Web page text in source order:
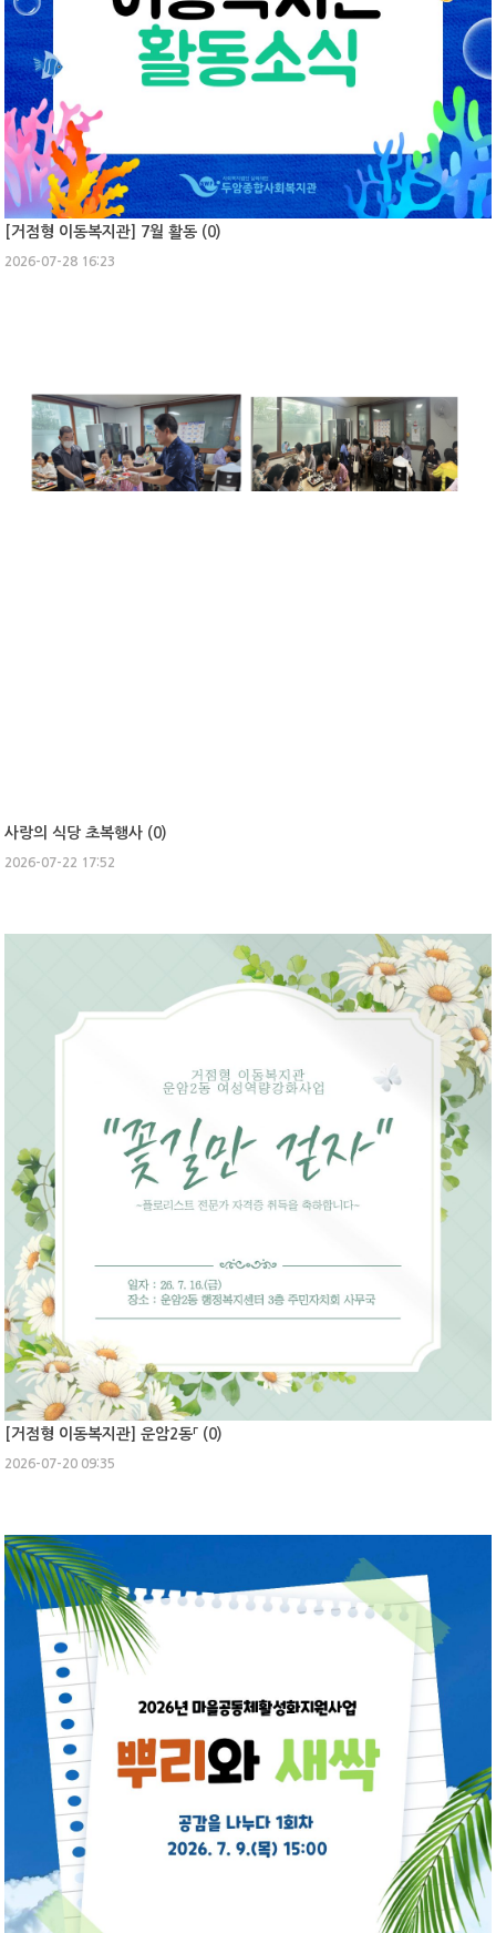
[거점형 이동복지관] 7월 활동 (0)
2026-07-28 16:23
사랑의 식당 초복행사 (0)
2026-07-22 17:52
[거점형 이동복지관] 운암2동「 (0)
2026-07-20 09:35